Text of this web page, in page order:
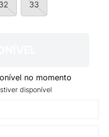
33
no momento
disponível